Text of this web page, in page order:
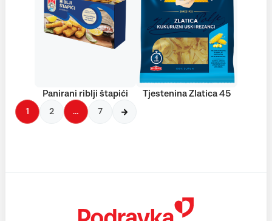
Panirani riblji štapići Tjestenina Zlatica 45
1 2 … 7